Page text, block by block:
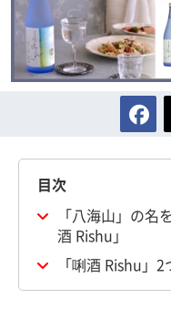
目次
「八海山」の名
酒 Rishu」
「唎酒 Rishu」